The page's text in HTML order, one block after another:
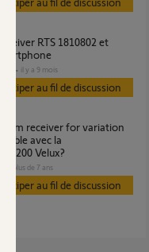
il y a 9 mois
au fil de discussion
avec la
200 Velux?
il y a plus de 7 ans
au fil de discussion